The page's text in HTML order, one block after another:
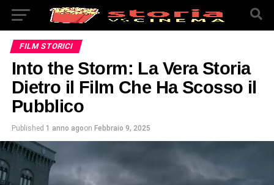
FILM STORICI
Into the Storm: La Vera Storia
Dietro il Film Che Ha Scosso il
Pubblico
Published 1 anno agoon Febbraio 9, 2025